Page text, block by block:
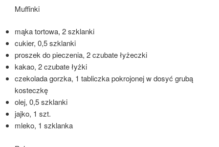
Muffinki
mąka tortowa, 2 szklanki
cukier, 0,5 szklanki
proszek do pieczenia, 2 czubate łyżeczki
kakao, 2 czubate łyżki
czekolada gorzka, 1 tabliczka pokrojonej w dosyć grubą
kosteczkę
olej, 0,5 szklanki
jajko, 1 szt.
mleko, 1 szklanka